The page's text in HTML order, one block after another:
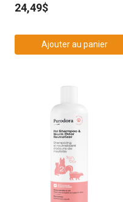
24,49$
Ajouter au panier